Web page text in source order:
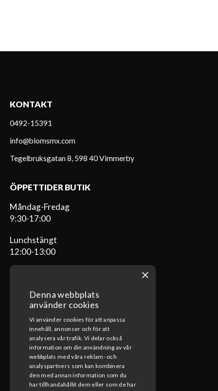
KONTAKT
0492-15391
info@blomsmx.com
Tegelbruksgatan 8, 598 40 Vimmerby
ÖPPETTIDER BUTIK
Måndag-Fredag
9:30-17:00
Lunchstängt
12:00-13:00
ÖPPETTIDER VERKSTAD
Måndag-Fredag
08:00-17:00
Lunchstängt
12:00-13:00
×
Denna webbplats
använder cookies
Vi använder cookies för att anpassa
innehåll, annonser och för att
analysera vår trafik. Vi delar också
information om din användning av vår
webbplats med våra reklam- och
analyspartners som kan kombinera
den med annan information som du
har tillhandahållit dem eller som de har